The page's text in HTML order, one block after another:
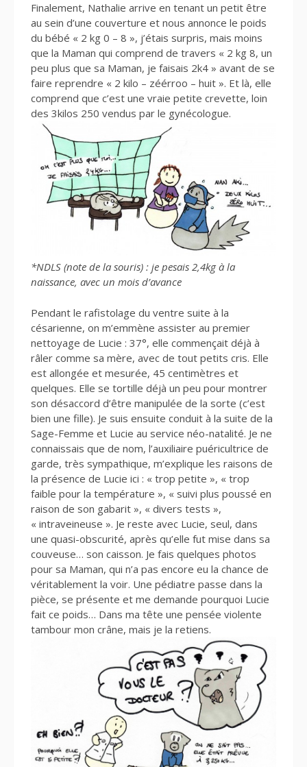
Finalement, Nathalie arrive en tenant un petit être
au sein d’une couverture et nous annonce le poids
du bébé « 2 kg 0 – 8 », j’étais surpris, mais moins
que la Maman qui comprend de travers « 2 kg 8, un
peu plus que sa Maman, je faisais 2k4 » avant de se
faire reprendre « 2 kilo – zéérroo – huit ». Et là, elle
comprend que c’est une vraie petite crevette, loin
des 3kilos 250 vendus par le gynécologue.
*NDLS (note de la souris) : je pesais 2,4kg à la
naissance, avec un mois d’avance
Pendant le rafistolage du ventre suite à la
césarienne, on m’emmène assister au premier
nettoyage de Lucie : 37°, elle commençait déjà à
râler comme sa mère, avec de tout petits cris. Elle
est allongée et mesurée, 45 centimètres et
quelques. Elle se tortille déjà un peu pour montrer
son désaccord d’être manipulée de la sorte (c’est
bien une fille). Je suis ensuite conduit à la suite de la
Sage-Femme et Lucie au service néo-natalité. Je ne
connaissais que de nom, l’auxiliaire puéricultrice de
garde, très sympathique, m’explique les raisons de
la présence de Lucie ici : « trop petite », « trop
faible pour la température », « suivi plus poussé en
raison de son gabarit », « divers tests »,
« intraveineuse ». Je reste avec Lucie, seul, dans
une quasi-obscurité, après qu’elle fut mise dans sa
couveuse… son caisson. Je fais quelques photos
pour sa Maman, qui n’a pas encore eu la chance de
véritablement la voir. Une pédiatre passe dans la
pièce, se présente et me demande pourquoi Lucie
fait ce poids… Dans ma tête une pensée violente
tambour mon crâne, mais je la retiens.